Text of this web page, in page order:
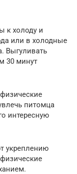
к холоду и
или в холодные
Выгуливать
30 минут
питомца
интересную
укреплению